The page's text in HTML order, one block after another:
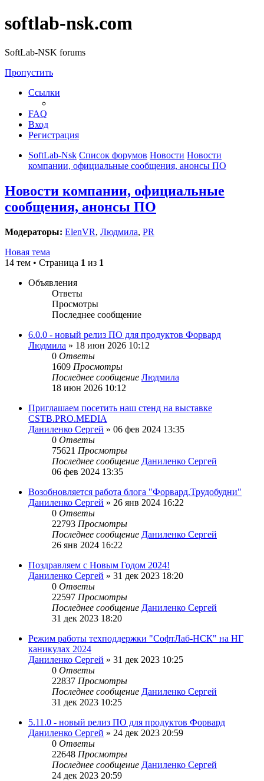
softlab-nsk.com
SoftLab-NSK forums
Пропустить
Ссылки
FAQ
Вход
Регистрация
SoftLab-Nsk Список форумов Новости Новости
компании, официальные сообщения, анонсы ПО
Новости компании, официальные
сообщения, анонсы ПО
Модераторы: ElenVR, Людмила, PR
Новая тема
14 тем • Страница 1 из 1
Объявления
Ответы
Просмотры
Последнее сообщение
6.0.0 - новый релиз ПО для продуктов Форвард
Людмила » 18 июн 2026 10:12
0 Ответы
1609 Просмотры
Последнее сообщение Людмила
18 июн 2026 10:12
Приглашаем посетить наш стенд на выставке
CSTB.PRO.MEDIA
Даниленко Сергей » 06 фев 2024 13:35
0 Ответы
75621 Просмотры
Последнее сообщение Даниленко Сергей
06 фев 2024 13:35
Возобновляется работа блога "Форвард.Трудобудни"
Даниленко Сергей » 26 янв 2024 16:22
0 Ответы
22793 Просмотры
Последнее сообщение Даниленко Сергей
26 янв 2024 16:22
Поздравляем с Новым Годом 2024!
Даниленко Сергей » 31 дек 2023 18:20
0 Ответы
22597 Просмотры
Последнее сообщение Даниленко Сергей
31 дек 2023 18:20
Режим работы техподдержки "СофтЛаб-НСК" на НГ
каникулах 2024
Даниленко Сергей » 31 дек 2023 10:25
0 Ответы
22837 Просмотры
Последнее сообщение Даниленко Сергей
31 дек 2023 10:25
5.11.0 - новый релиз ПО для продуктов Форвард
Даниленко Сергей » 24 дек 2023 20:59
0 Ответы
22648 Просмотры
Последнее сообщение Даниленко Сергей
24 дек 2023 20:59